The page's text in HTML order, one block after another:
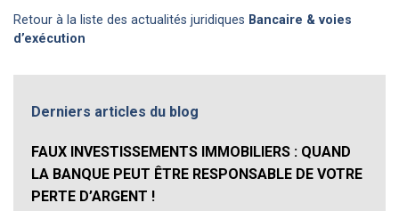
Retour à la liste des actualités juridiques Bancaire & voies
d’exécution
Derniers articles du blog
FAUX INVESTISSEMENTS IMMOBILIERS : QUAND
LA BANQUE PEUT ÊTRE RESPONSABLE DE VOTRE
PERTE D’ARGENT !